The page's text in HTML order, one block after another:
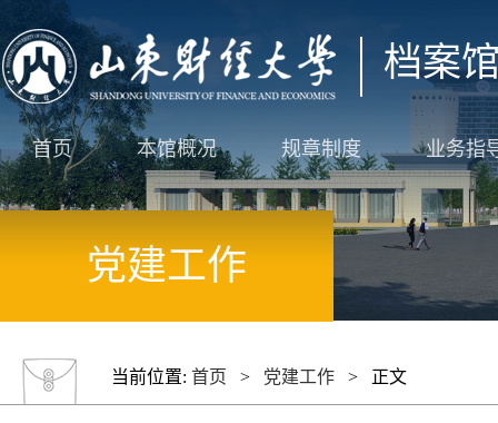
档案
首页 本馆概况 规章制度 业务指
党建工作
当前位置: 首页 > 党建工作 > 正文